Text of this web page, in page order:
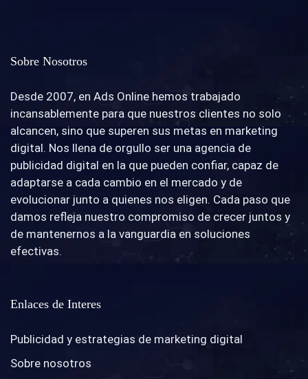
Sobre Nosotros
Desde 2007, en Ads Online hemos trabajado
incansablemente para que nuestros clientes no solo
alcancen, sino que superen sus metas en marketing
digital. Nos llena de orgullo ser una agencia de
publicidad digital en la que pueden confiar, capaz de
adaptarse a cada cambio en el mercado y de
evolucionar junto a quienes nos eligen. Cada paso que
damos refleja nuestro compromiso de crecer juntos y
de mantenernos a la vanguardia en soluciones
efectivas.
Enlaces de Interes
Publicidad y estrategias de marketing digital
Sobre nosotros